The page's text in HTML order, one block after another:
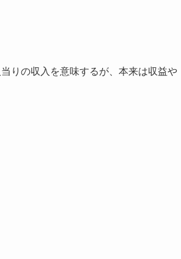
りの収入を意味するが、本来は収益や